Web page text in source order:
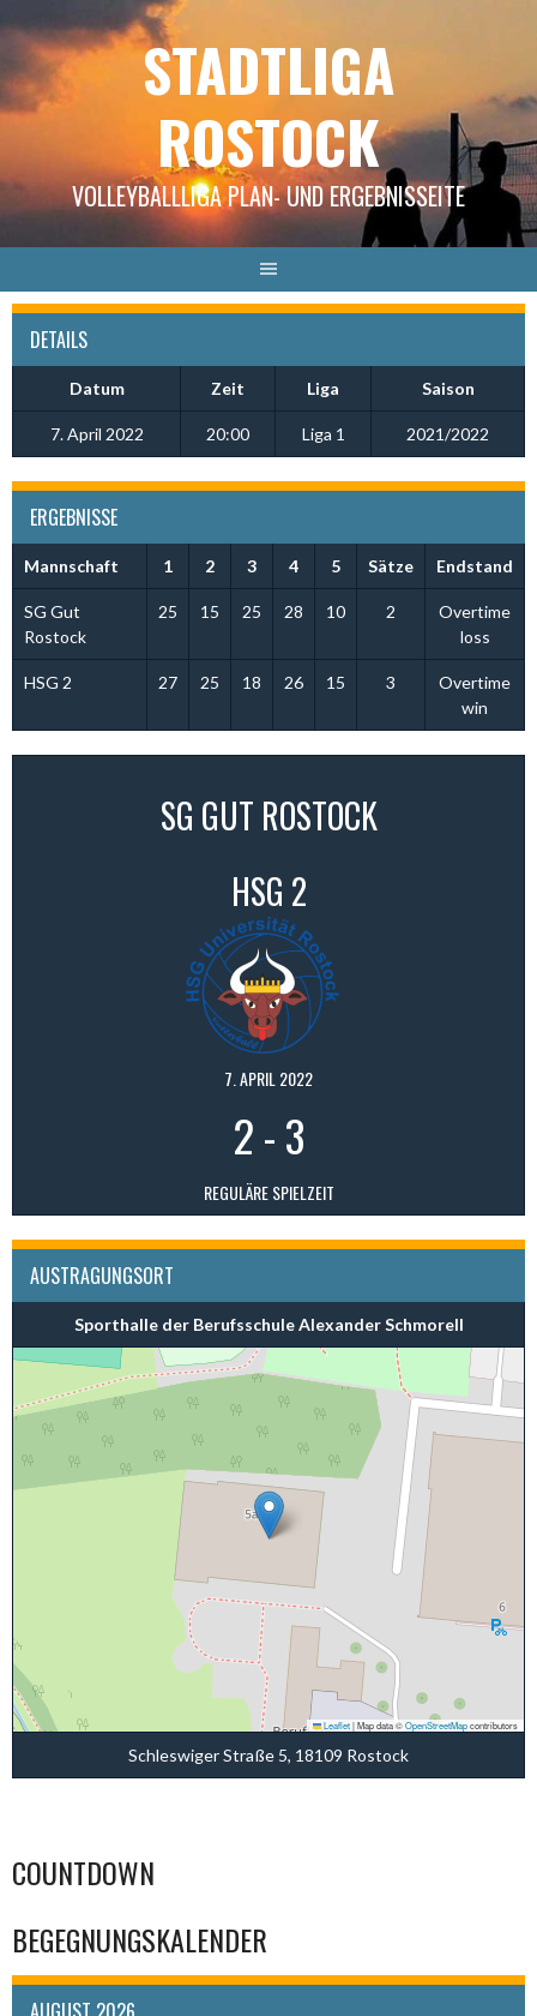
zum
Inhalt
STADTLIGA
ROSTOCK
VOLLEYBALLLIGA PLAN- UND ERGEBNISSEITE
DETAILS
Datum Zeit Liga Saison
7. April 2022 20:00 Liga 1 2021/2022
ERGEBNISSE
Mannschaft 1 2 3 4 5 Sätze Endstand
SG Gut
Rostock
25 15 25 28 10 2
Overtime
loss
HSG 2 27 25 18 26 15 3
Overtime
win
SG GUT ROSTOCK
HSG 2
7. APRIL 2022
2-3
REGULÄRE SPIELZEIT
AUSTRAGUNGSORT
Sporthalle der Berufsschule Alexander Schmorell
Leaflet|Map data ©OpenStreetMapcontributors
Schleswiger Straße 5, 18109 Rostock
COUNTDOWN
BEGEGNUNGSKALENDER